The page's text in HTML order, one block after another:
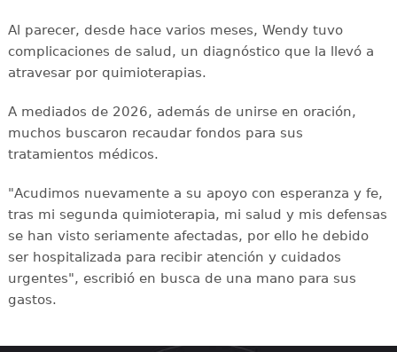
Al parecer, desde hace varios meses, Wendy tuvo
complicaciones de salud, un diagnóstico que la llevó a
atravesar por quimioterapias.
A mediados de 2026, además de unirse en oración,
muchos buscaron recaudar fondos para sus
tratamientos médicos.
"Acudimos nuevamente a su apoyo con esperanza y fe,
tras mi segunda quimioterapia, mi salud y mis defensas
se han visto seriamente afectadas, por ello he debido
ser hospitalizada para recibir atención y cuidados
urgentes", escribió en busca de una mano para sus
gastos.